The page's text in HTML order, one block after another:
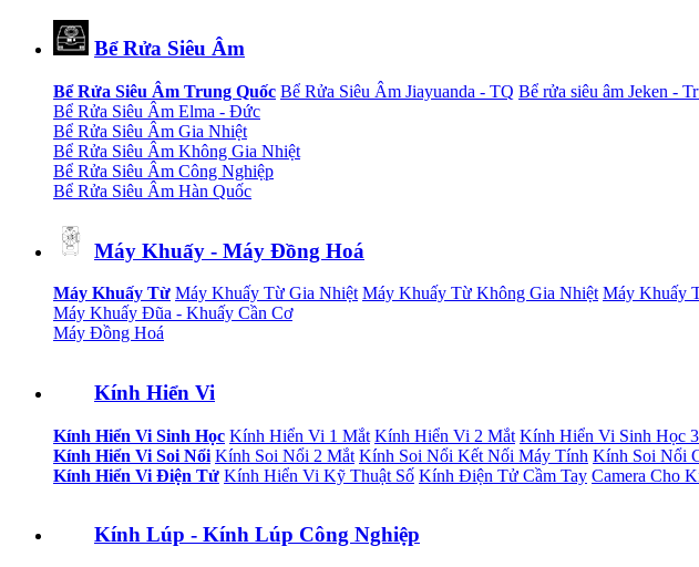
Bể Rửa Siêu Âm
Bể Rửa Siêu Âm Trung Quốc Bể Rửa Siêu Âm Jiayuanda - TQ Bể rửa siêu âm Jeken -
Bể Rửa Siêu Âm Elma - Đức
Bể Rửa Siêu Âm Gia Nhiệt
Bể Rửa Siêu Âm Không Gia Nhiệt
Bể Rửa Siêu Âm Công Nghiệp
Bể Rửa Siêu Âm Hàn Quốc
Máy Khuấy - Máy Đồng Hoá
Máy Khuấy Từ Máy Khuấy Từ Gia Nhiệt Máy Khuấy Từ Không Gia Nhiệt Máy Khuấy
Máy Khuấy Đũa - Khuấy Cần Cơ
Máy Đồng Hoá
Kính Hiển Vi
Kính Hiển Vi Sinh Học Kính Hiển Vi 1 Mắt Kính Hiển Vi 2 Mắt Kính Hiển Vi Sinh Học
Kính Hiển Vi Soi Nổi Kính Soi Nổi 2 Mắt Kính Soi Nổi Kết Nối Máy Tính Kính Soi Nổi
Kính Hiển Vi Điện Tử Kính Hiển Vi Kỹ Thuật Số Kính Điện Tử Cầm Tay Camera Cho
Kính Lúp - Kính Lúp Công Nghiệp